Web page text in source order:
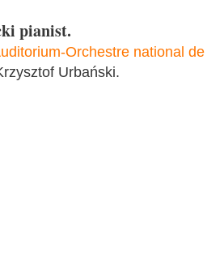
pianist.
Orchestre national de
Urbański.